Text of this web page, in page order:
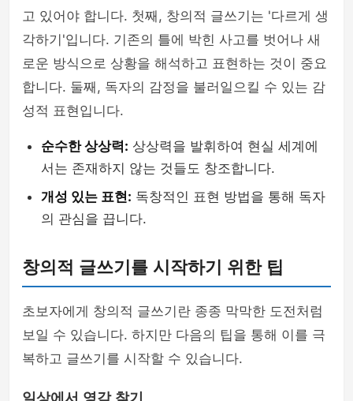
고 있어야 합니다. 첫째, 창의적 글쓰기는 '다르게 생
각하기'입니다. 기존의 틀에 박힌 사고를 벗어나 새
로운 방식으로 상황을 해석하고 표현하는 것이 중요
합니다. 둘째, 독자의 감정을 불러일으킬 수 있는 감
성적 표현입니다.
순수한 상상력: 상상력을 발휘하여 현실 세계에
서는 존재하지 않는 것들도 창조합니다.
개성 있는 표현: 독창적인 표현 방법을 통해 독자
의 관심을 끕니다.
창의적 글쓰기를 시작하기 위한 팁
초보자에게 창의적 글쓰기란 종종 막막한 도전처럼
보일 수 있습니다. 하지만 다음의 팁을 통해 이를 극
복하고 글쓰기를 시작할 수 있습니다.
일상에서 영감 찾기